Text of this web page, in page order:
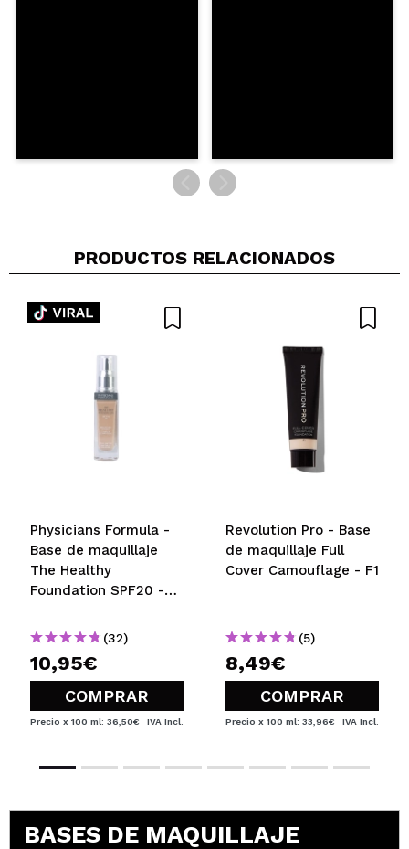
PRODUCTOS RELACIONADOS
Physicians Formula -
Base de maquillaje
The Healthy
Foundation SPF20 -
(32)
10,95€
COMPRAR
Precio x 100 ml: 36,50€ IVA Incl.
Revolution Pro - Base
de maquillaje Full
Cover Camouflage - F1
(5)
8,49€
COMPRAR
Precio x 100 ml: 33,96€ IVA Incl.
BASES DE MAQUILLAJE